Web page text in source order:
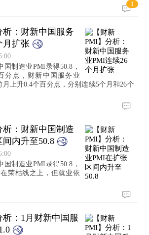
1
析：财新中国服务
月扩张
国制造业PMI录得50.8，
分点，财新中国服务业
月上升0.4个百分点，分别连续5个月和26个
析：财新中国制造
内升至50.8
国制造业PMI录得50.8，
荣枯线之上，但就业依
析：1月财新中国服